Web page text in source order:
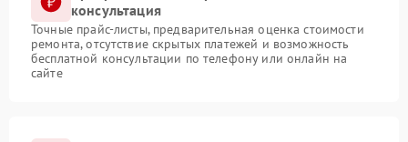
консультация
Точные прайс-листы, предварительная оценка стоимости
ремонта, отсутствие скрытых платежей и возможность
бесплатной консультации по телефону или онлайн на
сайте